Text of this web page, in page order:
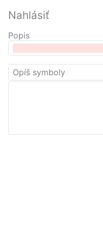
Nahlásiť
Popis